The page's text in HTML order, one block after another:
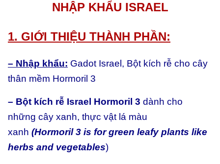
lượng
NHẬP KHẨU ISRAEL
1. GIỚI THIỆU THÀNH PHẦN:
– Nhập khẩu: Gadot Israel, Bột kích rễ cho cây
thân mềm Hormoril 3
– Bột kích rễ Israel Hormoril 3 dành cho
những cây xanh, thực vật lá màu
xanh (Hormoril 3 is for green leafy plants like
herbs and vegetables)